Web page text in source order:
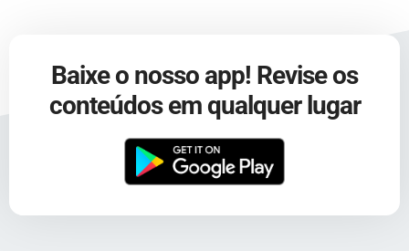
Baixe o nosso app! Revise os
conteúdos em qualquer lugar